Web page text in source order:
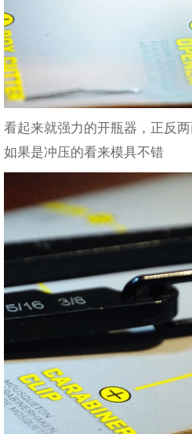
看起来就强力的开瓶器，正反
如果是冲压的看来模具不错